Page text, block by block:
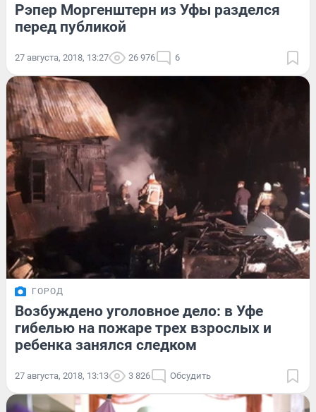
Рэпер Моргенштерн из Уфы разделся
перед публикой
27 августа, 2018, 13:27 26 976 6
ГОРОД
Возбуждено уголовное дело: в Уфе
гибелью на пожаре трех взрослых и
ребенка занялся следком
27 августа, 2018, 13:13 3 826 Обсудить